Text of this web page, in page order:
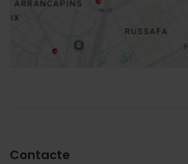
Direccions
Contacte